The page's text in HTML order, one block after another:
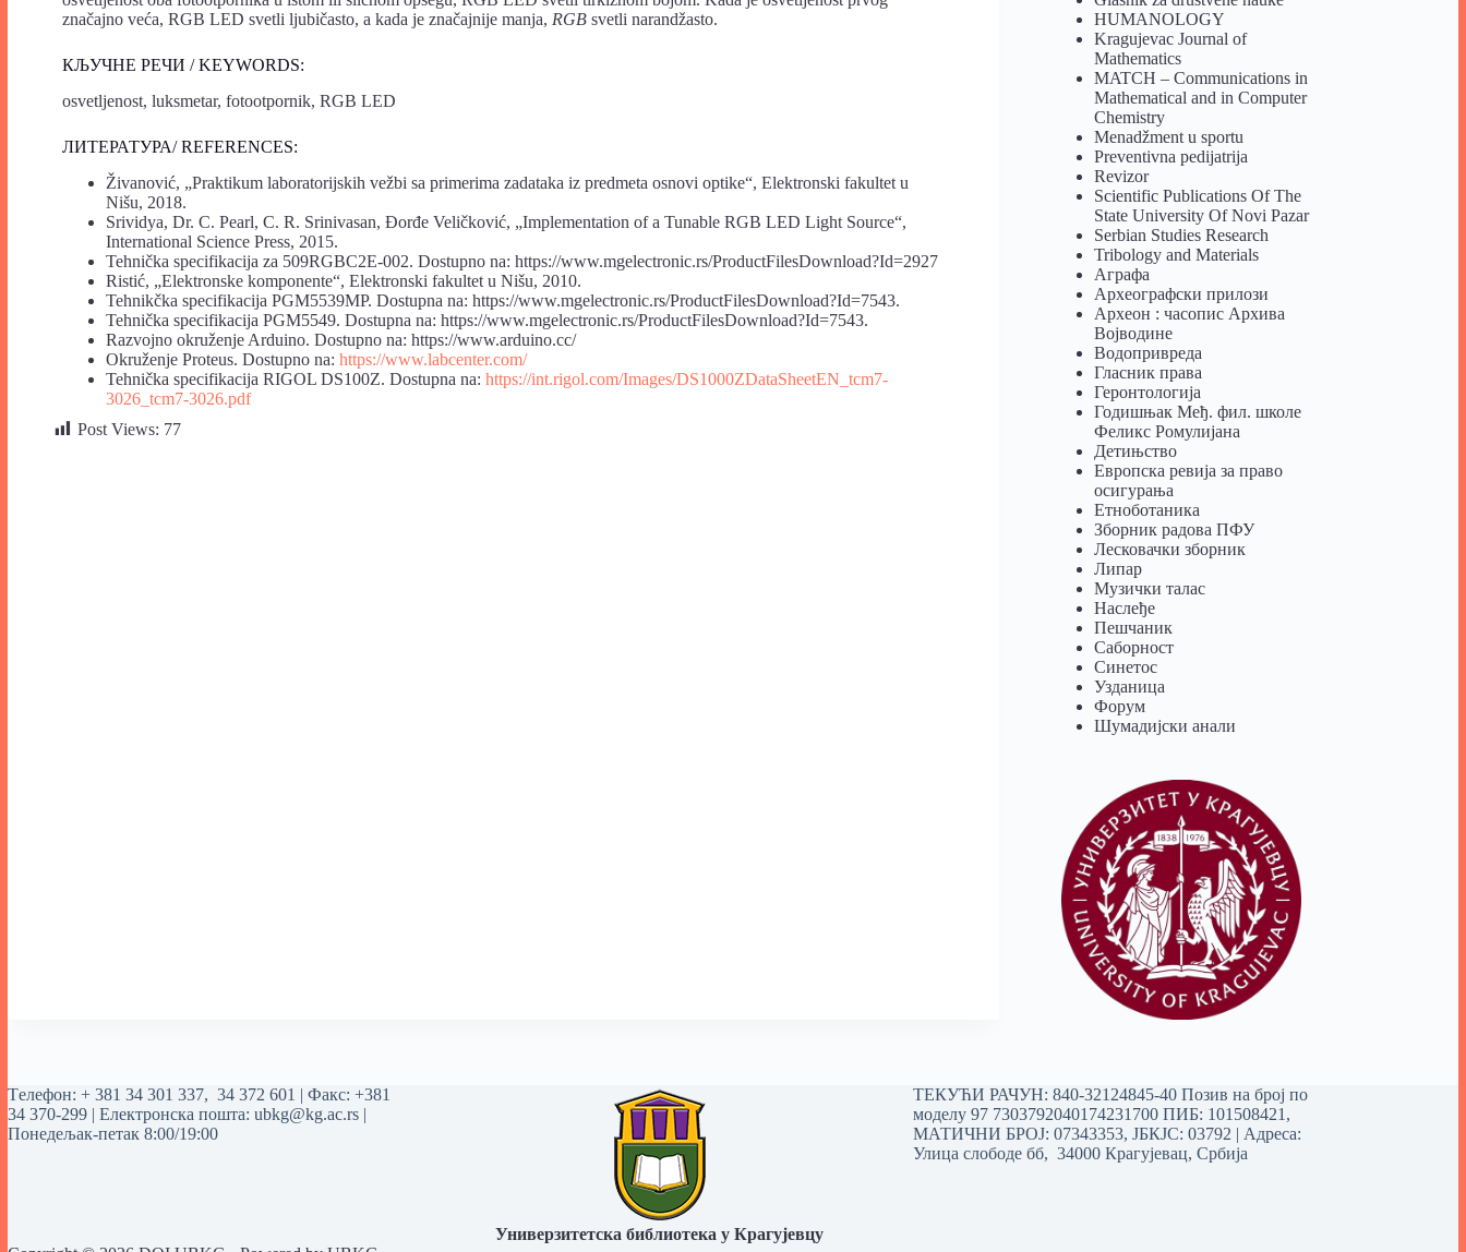
značajno veća, RGB LED svetli ljubičasto, a kada je značajnije manja, RGB svetli narandžasto.
КЉУЧНЕ РЕЧИ / KEYWORDS:
osvetljenost, luksmetar, fotootpornik, RGB LED
ЛИТЕРАТУРА/ REFERENCES:
Živanović, „Praktikum laboratorijskih vežbi sa primerima zadataka iz predmeta osnovi optike“, Elektronski fakultet u
Nišu, 2018.
Srividya, Dr. C. Pearl, C. R. Srinivasan, Đorđe Veličković, „Implementation of a Tunable RGB LED Light Source“,
International Science Press, 2015.
Tehnička specifikacija za 509RGBC2E-002. Dostupno na: https://www.mgelectronic.rs/ProductFilesDownload?Id=2927
Ristić, „Elektronske komponente“, Elektronski fakultet u Nišu, 2010.
Tehnikčka specifikacija PGM5539MP. Dostupna na: https://www.mgelectronic.rs/ProductFilesDownload?Id=7543.
Tehnička specifikacija PGM5549. Dostupna na: https://www.mgelectronic.rs/ProductFilesDownload?Id=7543.
Razvojno okruženje Arduino. Dostupno na: https://www.arduino.cc/
Okruženje Proteus. Dostupno na: https://www.labcenter.com/
Tehnička specifikacija RIGOL DS100Z. Dostupna na: https://int.rigol.com/Images/DS1000ZDataSheetEN_tcm7-
3026_tcm7-3026.pdf
Post Views: 77
HUMANOLOGY
Kragujevac Journal of
Mathematics
MATCH – Communications in
Mathematical and in Computer
Chemistry
Menadžment u sportu
Preventivna pedijatrija
Revizor
Scientific Publications Of The
State University Of Novi Pazar
Serbian Studies Research
Tribology and Materials
Аграфа
Археографски прилози
Археон : часопис Архива
Војводине
Водопривреда
Гласник права
Геронтологија
Годишњак Међ. фил. школе
Феликс Ромулијана
Детињство
Европска ревија за право
осигурања
Eтноботаника
Зборник радова ПФУ
Лесковачки зборник
Липар
Музички талас
Наслеђе
Пешчаник
Саборност
Синетос
Узданица
Форум
Шумадијски анали
Tелефон: + 381 34 301 337, 34 372 601 | Факс: +381
34 370-299 | Електронска пошта: ubkg@kg.ac.rs |
Понедељак-петак 8:00/19:00
Универзитетска библиотека у Крагујевцу
ТЕКУЋИ РАЧУН: 840-32124845-40 Позив на број по
моделу 97 7303792040174231700ПИБ: 101508421,
МАТИЧНИ БРОЈ: 07343353, ЈБКЈС: 03792 | Aдреса:
Улица слободе бб, 34000 Крагујевац, Србија